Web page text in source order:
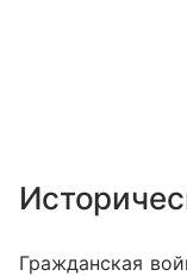
Гражданская